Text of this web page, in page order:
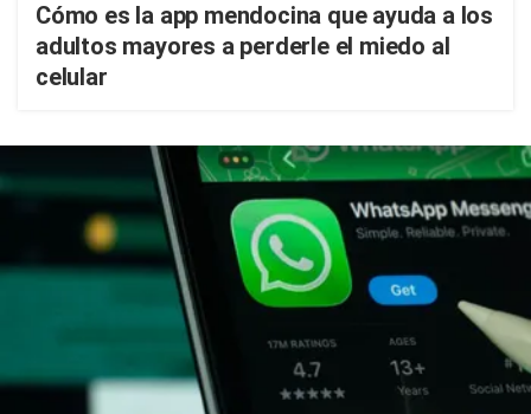
Cómo es la app mendocina que ayuda a los
adultos mayores a perderle el miedo al
celular